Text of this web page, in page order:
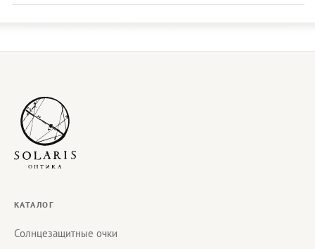
КАТАЛОГ
Солнцезащитные очки